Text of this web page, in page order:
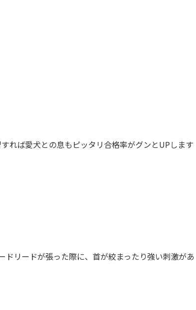
れば愛犬との息もピッタリ合格率がグンとUPします
ドリードが張った際に、首が絞まったり強い刺激があ